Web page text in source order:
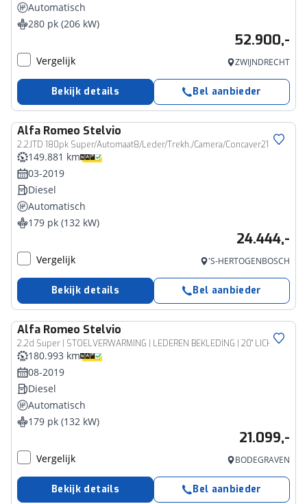
Automatisch
280 pk (206 kW)
52.900,-
Vergelijk ZWIJNDRECHT
Bekijk details Bel aanbieder
Alfa Romeo Stelvio
2.2JTD 180pk Super/Automaat8/Leder/Trekh./Camera/Concaver21"
149.881 km
03-2019
Diesel
Automatisch
179 pk (132 kW)
24.444,-
Vergelijk 'S-HERTOGENBOSCH
Bekijk details Bel aanbieder
Alfa Romeo Stelvio
2.2d Super | STOELVERWARMING | LEDEREN BEKLEDING | 20" LICHTMETALEN VELGEN |
180.993 km
08-2019
Diesel
Automatisch
179 pk (132 kW)
21.099,-
Vergelijk BODEGRAVEN
Bekijk details Bel aanbieder